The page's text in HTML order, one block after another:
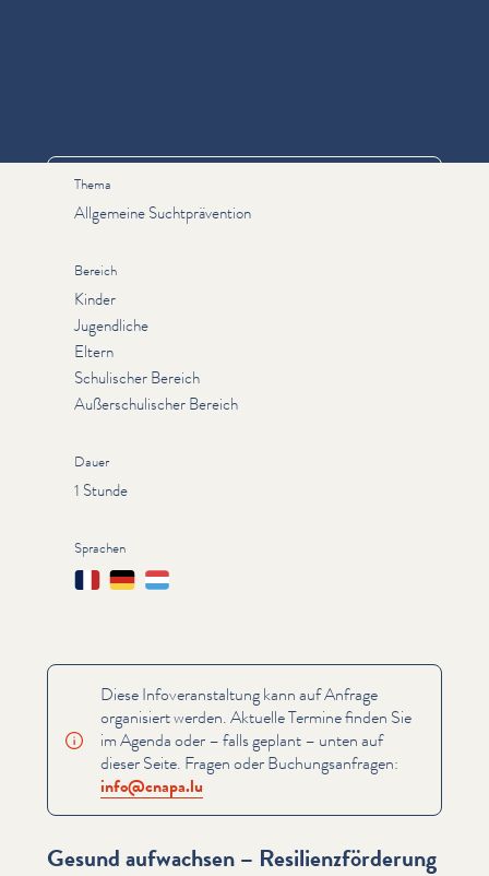
Thema
Allgemeine Suchtprävention
Bereich
Kinder
Jugendliche
Eltern
Schulischer Bereich
Außerschulischer Bereich
Dauer
1 Stunde
Sprachen
FrançaisDeutschLëtzebuergesch
Diese Infover­anstal­tung kann auf Anfrage
organisiert werden. Aktuelle Termine finden Sie
im Agenda oder – falls geplant – unten auf
dieser Seite. Fragen oder Buchungsan­fra­gen:
info@​cnapa.​lu
Gesund aufwachsen – Resilienzförderung